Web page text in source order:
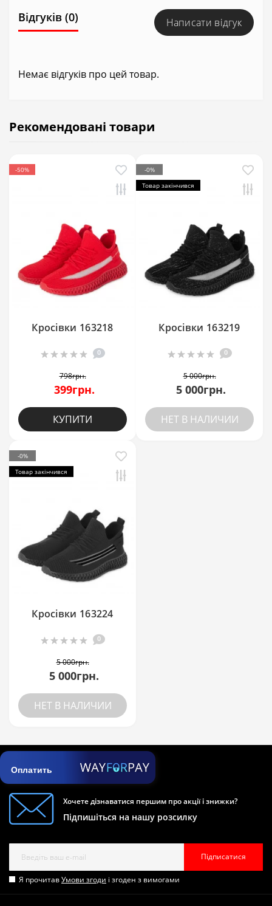
Відгуків (0) Написати відгук
Немає відгуків про цей товар.
Рекомендовані товари
-50%
Кросівки 163218
0
798грн.
399грн.
КУПИТИ
-0%
Товар закінчився
Кросівки 163219
0
5 000грн.
5 000грн.
НЕТ В НАЛИЧИИ
-0%
Товар закінчився
Кросівки 163224
0
5 000грн.
5 000грн.
НЕТ В НАЛИЧИИ
Оплатить
Хочете дізнаватися першим про акції і знижки?
Підпишіться на нашу розсилку
Підписатися
Я прочитавУмови згоди і згоден з вимогами